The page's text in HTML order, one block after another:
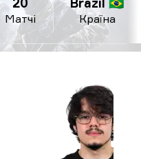
Матчі Країна